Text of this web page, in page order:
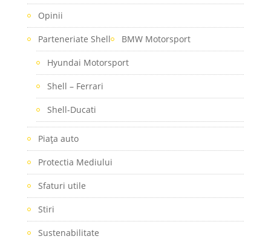
Opinii
Parteneriate Shell BMW Motorsport
Hyundai Motorsport
Shell – Ferrari
Shell-Ducati
Piaţa auto
Protectia Mediului
Sfaturi utile
Stiri
Sustenabilitate